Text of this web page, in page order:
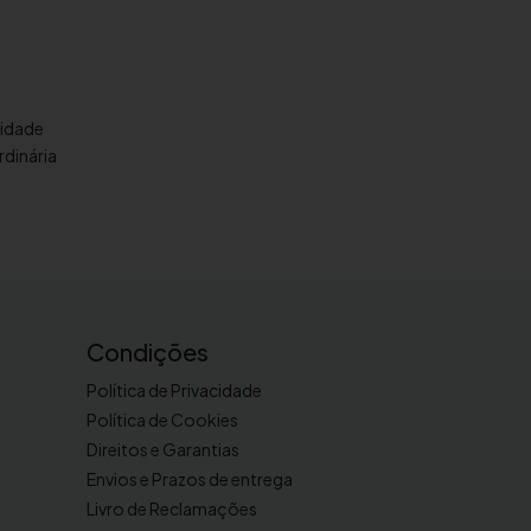
Condições
Política de Privacidade
Política de Cookies
Direitos e Garantias
Envios e Prazos de entrega
Livro de Reclamações